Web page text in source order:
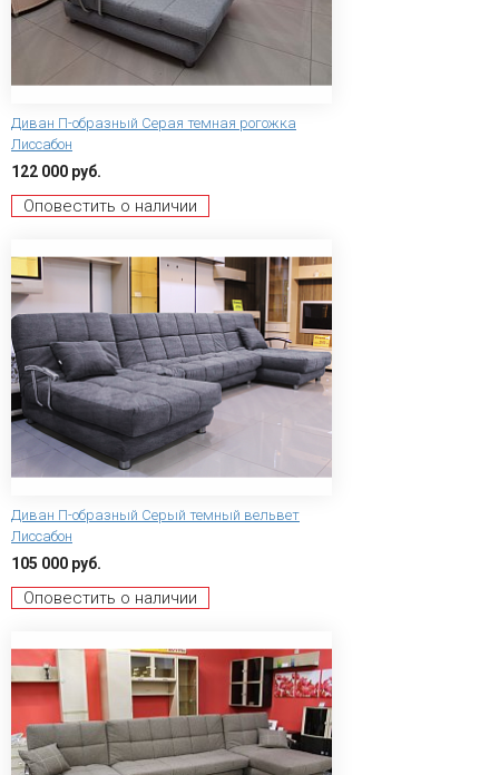
Диван П-образный Серая темная рогожка
Лиссабон
122 000 руб.
Оповестить о наличии
Диван П-образный Серый темный вельвет
Лиссабон
105 000 руб.
Оповестить о наличии